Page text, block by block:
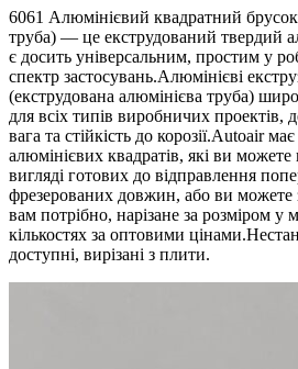
6061 Алюмінієвий квадратний
труба) — це екструдований твердий
є досить універсальним, простим у
спектр застосувань.Алюмінієві
(екструдована алюмінієва труба)
для всіх типів виробничих проектів,
вага та стійкість до корозії.Autoair
алюмінієвих квадратів, які ви можете
вигляді готових до відправлення
фрезерованих довжин, або ви можете
вам потрібно, нарізане за розміром у
кількостях за оптовими
доступні, вирізані з плити.